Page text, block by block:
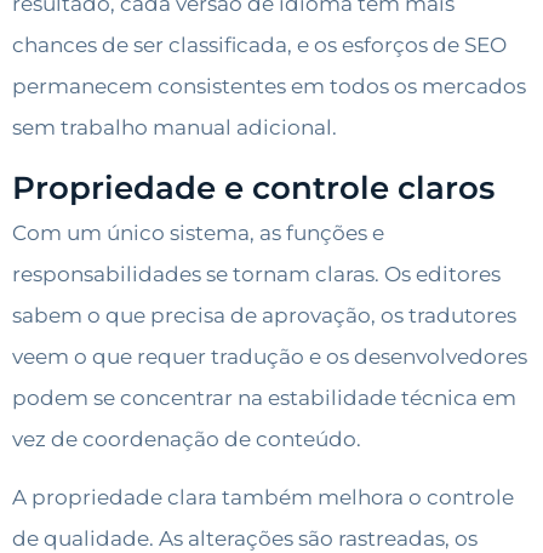
chances de ser classificada, e os esforços de SEO
permanecem consistentes em todos os mercados
sem trabalho manual adicional.
Propriedade e controle claros
Com um único sistema, as funções e
responsabilidades se tornam claras. Os editores
sabem o que precisa de aprovação, os tradutores
veem o que requer tradução e os desenvolvedores
podem se concentrar na estabilidade técnica em
vez de coordenação de conteúdo.
A propriedade clara também melhora o controle
de qualidade. As alterações são rastreadas, os